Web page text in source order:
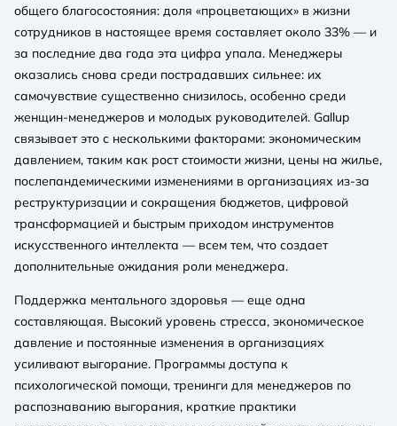
общего благосостояния: доля «процветающих» в жизни
сотрудников в настоящее время составляет около 33% — и
за последние два года эта цифра упала. Менеджеры
оказались снова среди пострадавших сильнее: их
самочувствие существенно снизилось, особенно среди
женщин-менеджеров и молодых руководителей. Gallup
связывает это с несколькими факторами: экономическим
давлением, таким как рост стоимости жизни, цены на жилье,
послепандемическими изменениями в организациях из-за
реструктуризации и сокращения бюджетов, цифровой
трансформацией и быстрым приходом инструментов
искусственного интеллекта — всем тем, что создает
дополнительные ожидания роли менеджера.
Поддержка ментального здоровья — еще одна
составляющая. Высокий уровень стресса, экономическое
давление и постоянные изменения в организациях
усиливают выгорание. Программы доступа к
психологической помощи, тренинги для менеджеров по
распознаванию выгорания, краткие практики